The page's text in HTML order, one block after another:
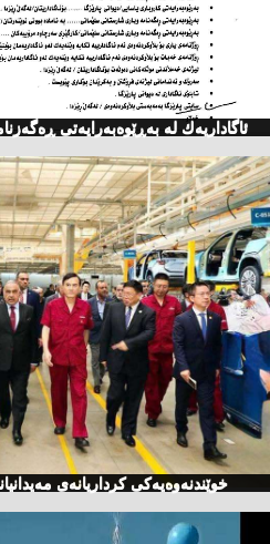
ئاگاداریه‌ك له‌ به‌ڕێوه‌به‌رایه‌تی
خوێندنەوەیەكی كرداریانەی